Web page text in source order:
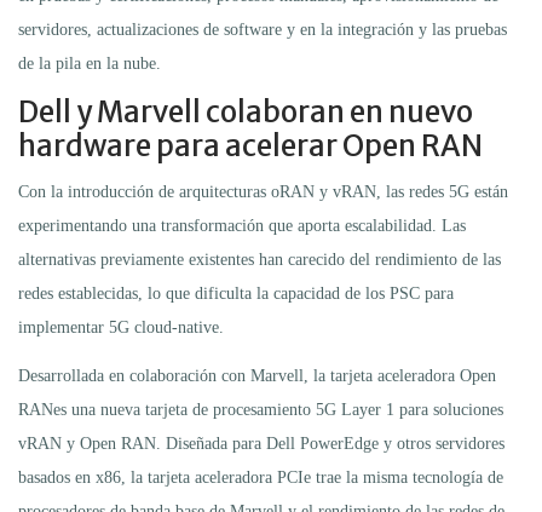
servidores, actualizaciones de software y en la integración y las pruebas
de la pila en la nube.
Dell y Marvell colaboran en nuevo
hardware para acelerar Open RAN
Con la introducción de arquitecturas oRAN y vRAN, las redes 5G están
experimentando una transformación que aporta escalabilidad. Las
alternativas previamente existentes han carecido del rendimiento de las
redes establecidas, lo que dificulta la capacidad de los PSC para
implementar 5G cloud-native.
Desarrollada en colaboración con Marvell, la tarjeta aceleradora Open
RANes una nueva tarjeta de procesamiento 5G Layer 1 para soluciones
vRAN y Open RAN. Diseñada para Dell PowerEdge y otros servidores
basados en x86, la tarjeta aceleradora PCIe trae la misma tecnología de